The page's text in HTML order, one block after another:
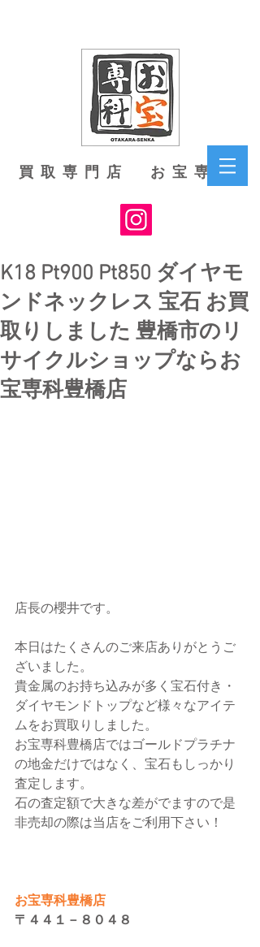
買取専門店 お宝専科
K18 Pt900 Pt850 ダイヤモ
ンドネックレス 宝石 お買
取りしました 豊橋市のリ
サイクルショップならお
宝専科豊橋店
店長の櫻井です。
本日はたくさんのご来店ありがとうご
ざいました。
貴金属のお持ち込みが多く宝石付き・
ダイヤモンドトップなど様々なアイテ
ムをお買取りしました。
お宝専科豊橋店ではゴールドプラチナ
の地金だけではなく、宝石もしっかり
査定します。
石の査定額で大きな差がでますので是
非売却の際は当店をご利用下さい！
お宝専科豊橋店
〒４４１－８０４８